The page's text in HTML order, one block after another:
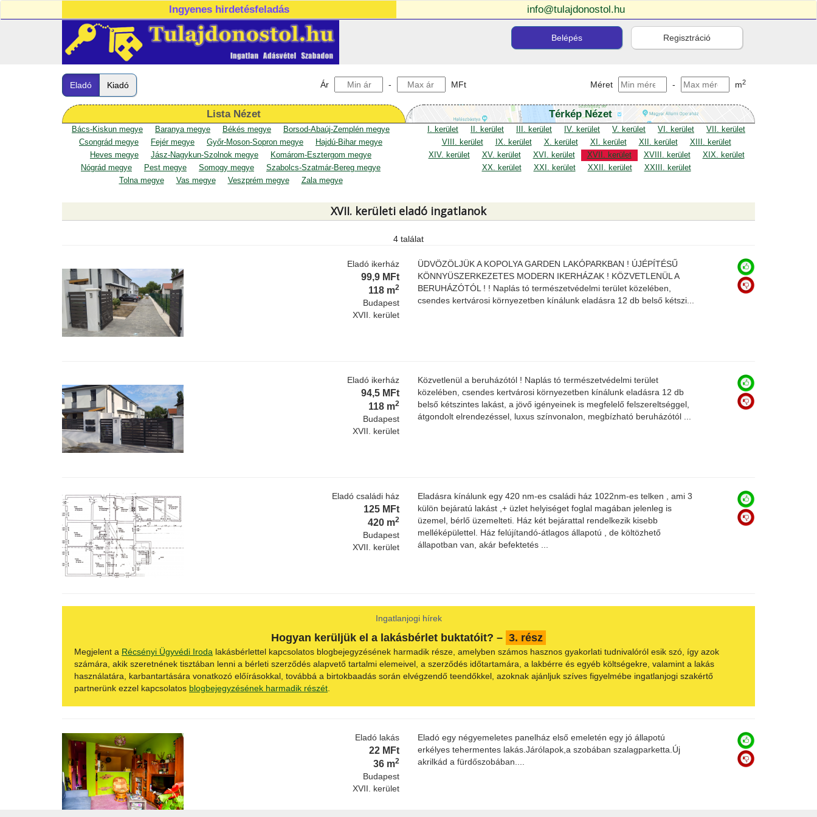
Ingyenes hirdetésfeladás info@tulajdonostol.hu
Belépés Regisztráció
Eladó Kiadó Ár - MFt Méret - m2
Lista Nézet Térkép Nézet
Bács-Kiskun megye Baranya megye Békés megye
Borsod-Abaúj-Zemplén megye
Csongrád megye
Fejér megye Győr-Moson-Sopron megye
Hajdú-Bihar megye
Heves megye
Jász-Nagykun-Szolnok megye
Komárom-Esztergom megye
Nógrád megye
Pest megye Somogy megye
Szabolcs-Szatmár-Bereg megye
Tolna megye
Vas megye Veszprém megye Zala megye
I. kerület II. kerület III. kerület IV. kerület V. kerület VI. kerület
VII. kerület
VIII. kerület
IX. kerület X. kerület XI. kerület XII. kerület
XIII. kerület
XIV. kerület
XV. kerület XVI. kerület XVII. kerület XVIII. kerület
XIX. kerület
XX. kerület
XXI. kerület XXII. kerület XXIII. kerület
XVII. kerületi eladó ingatlanok
4 találat
Eladó ikerház
99,9 MFt
118 m2
Budapest
XVII. kerület
ÜDVÖZÖLJÜK A KOPOLYA GARDEN LAKÓPARKBAN ! ÚJÉPÍTÉSŰ
KÖNNYÜSZERKEZETES MODERN IKERHÁZAK ! KÖZVETLENÜL A
BERUHÁZÓTÓL ! ! Naplás tó természetvédelmi terület közelében,
csendes kertvárosi környezetben kínálunk eladásra 12 db belső kétszi...
Eladó ikerház
94,5 MFt
118 m2
Budapest
XVII. kerület
Közvetlenül a beruházótól ! Naplás tó természetvédelmi terület
közelében, csendes kertvárosi környezetben kínálunk eladásra 12 db
belső kétszintes lakást, a jövő igényeinek is megfelelő felszereltséggel,
átgondolt elrendezéssel, luxus színvonalon, megbízható beruházótól ...
Eladó családi ház
125 MFt
420 m2
Budapest
XVII. kerület
Eladásra kínálunk egy 420 nm-es családi ház 1022nm-es telken , ami 3
külön bejáratú lakást ,+ üzlet helyiséget foglal magában jelenleg is
üzemel, bérlő üzemelteti. Ház két bejárattal rendelkezik kisebb
melléképülettel. Ház felújítandó-átlagos állapotú , de költözhető
állapotban van, akár befektetés ...
Ingatlanjogi hírek
Hogyan kerüljük el a lakásbérlet buktatóit? – 3. rész
Megjelent a Récsényi Ügyvédi Iroda lakásbérlettel kapcsolatos blogbejegyzésének harmadik része, amelyben számos hasznos gyakorlati tudnivalóról esik szó, így azok
számára, akik szeretnének tisztában lenni a bérleti szerződés alapvető tartalmi elemeivel, a szerződés időtartamára, a lakbérre és egyéb költségekre, valamint a lakás
használatára, karbantartására vonatkozó előírásokkal, továbbá a birtokbaadás során elvégzendő teendőkkel, azoknak ajánljuk szíves figyelmébe ingatlanjogi szakértő
partnerünk ezzel kapcsolatos blogbejegyzésének harmadik részét
Eladó lakás
22 MFt
36 m2
Budapest
XVII. kerület
Eladó egy négyemeletes panelház első emeletén egy jó állapotú
erkélyes tehermentes lakás.Járólapok,a szobában szalagparketta.Új
akrilkád a fürdőszobában....